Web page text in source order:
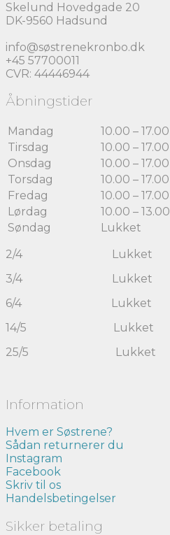
vælges
på
Skelund Hovedgade 20
DK-9560 Hadsund
info@søstrenekronbo.dk
+45 57700011
CVR: 44446944
Åbningstider
Mandag
10.00 – 17.00
Tirsdag
10.00 – 17.00
Onsdag
10.00 – 17.00
Torsdag
10.00 – 17.00
Fredag
10.00 – 17.00
Lørdag
10.00 – 13.00
Søndag
Lukket
2/4 Lukket
3/4 Lukket
6/4 Lukket
14/5 Lukket
25/5 Lukket
Information
Hvem er Søstrene?
Sådan returnerer du
Instagram
Facebook
Skriv til os
Handelsbetingelser
Sikker betaling